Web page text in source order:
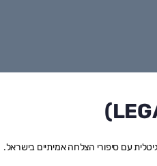
עם סיפורי הצלחה אמיתיים בישראל.